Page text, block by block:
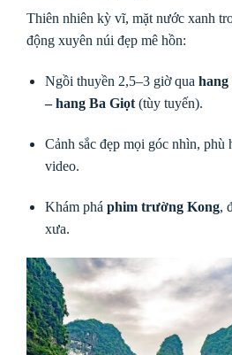
Thiên nhiên kỳ vĩ, mặt nước xanh
động xuyên núi đẹp mê hồn:
Ngồi thuyền 2,5–3 giờ qua hang
– hang Ba Giọt(tùy tuyến).
Cảnh sắc đẹp mọi góc nhìn, phù
video.
Khám phá phim trường Kong,
xưa.